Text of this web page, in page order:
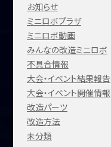
お知らせ
ミニロボプラザ
ミニロボ動画
みんなの改造ミニロボ
不具合情報
大会・イベント結果報告
大会・イベント開催情報
改造パーツ
改造方法
未分類